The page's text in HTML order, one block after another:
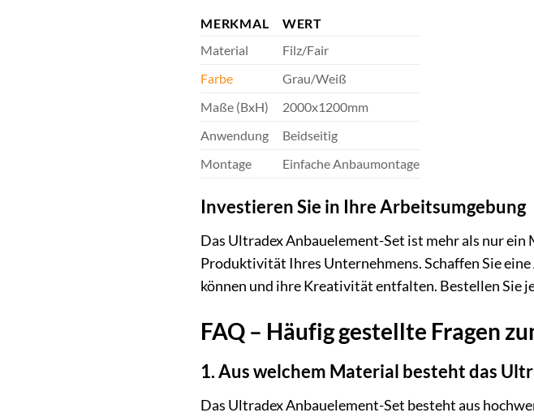
MERKMAL
WERT
Material
Filz/Fair
Farbe
Grau/Weiß
Maße (BxH)
2000x1200mm
Anwendung
Beidseitig
Montage
Einfache Anbaumontage
Investieren Sie in Ihre Arbeitsumgebung
Das Ultradex Anbauelement-Set ist mehr als nur
Produktivität Ihres Unternehmens. Schaffen Sie
können und ihre Kreativität entfalten. Bestellen Sie
FAQ – Häufig gestellte Fragen
1. Aus welchem Material besteht das
Das Ultradex Anbauelement-Set besteht aus